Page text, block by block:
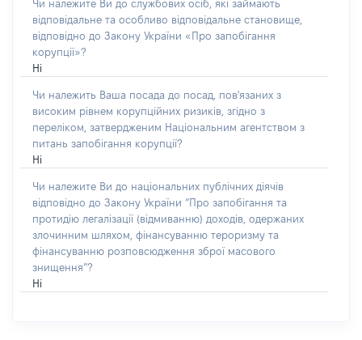
Чи належите Ви до службових осіб, які займають
відповідальне та особливо відповідальне становище,
відповідно до Закону України «Про запобігання
корупції»?
Ні
Чи належить Ваша посада до посад, пов'язаних з
високим рівнем корупційних ризиків, згідно з
переліком, затвердженим Національним агентством з
питань запобігання корупції?
Ні
Чи належите Ви до національних публічних діячів
відповідно до Закону України “Про запобігання та
протидію легалізації (відмиванню) доходів, одержаних
злочинним шляхом, фінансуванню тероризму та
фінансуванню розповсюдження зброї масового
знищення”?
Ні